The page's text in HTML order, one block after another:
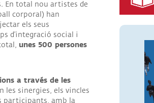
En total nou artistes de
corporal) han
els seus
d’integració social i
unes 500 persones
a través de les
les sinergies, els vincles
participants, amb la